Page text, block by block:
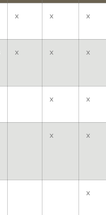
x x x
x x x
x x
x x
x